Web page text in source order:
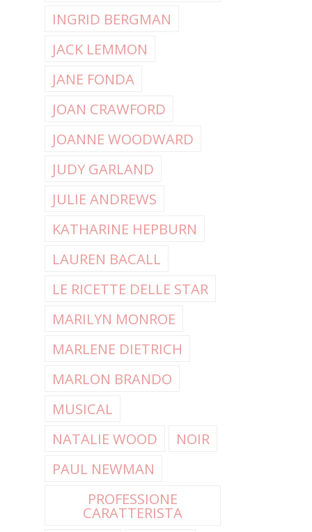
INGRID BERGMAN
JACK LEMMON
JANE FONDA
JOAN CRAWFORD
JOANNE WOODWARD
JUDY GARLAND
JULIE ANDREWS
KATHARINE HEPBURN
LAUREN BACALL
LE RICETTE DELLE STAR
MARILYN MONROE
MARLENE DIETRICH
MARLON BRANDO
MUSICAL
NATALIE WOOD
NOIR
PAUL NEWMAN
PROFESSIONE
CARATTERISTA